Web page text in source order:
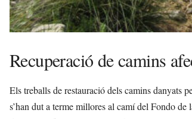
Recuperació de camins
Els treballs de restauració dels camins danyats
s’han dut a terme millores al camí del Fondo